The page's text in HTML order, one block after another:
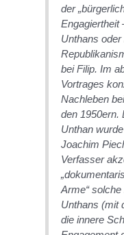
der
Engagiertheit
Unthans oder
bei Filip. Im
Vortrages
Nachleben
den 1950ern.
Unthan
Joachim
Verfasser
Arme“
Unthans (mit
die innere